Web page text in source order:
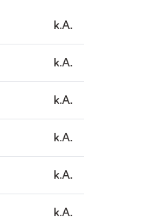
k.A.
k.A.
k.A.
k.A.
k.A.
k.A.